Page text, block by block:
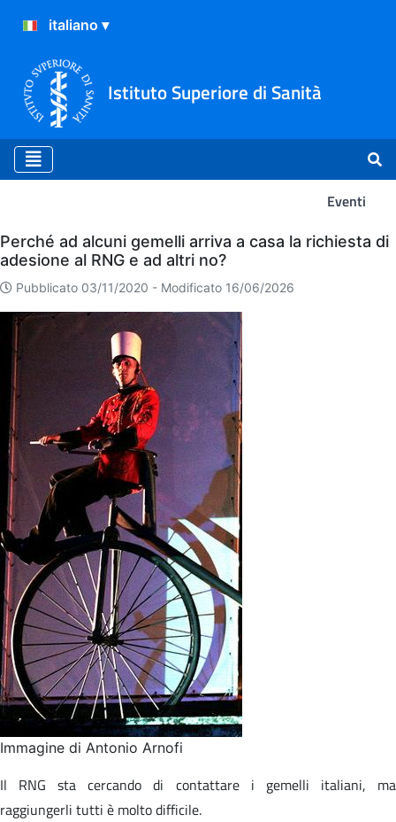
Istituto Superiore di Sanità
Eventi
Eventi
Perché ad alcuni gemelli arriva a casa la richiesta di
adesione al RNG e ad altri no?
Pubblicato 03/11/2020 - Modificato 16/06/2026
Immagine di Antonio Arnofi
Il RNG sta cercando di contattare i gemelli italiani, ma
raggiungerli tutti è molto difficile.